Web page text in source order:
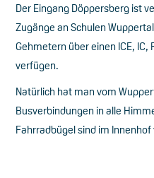
Der Eingang Döppersberg ist
Zugänge an Schulen
Gehmetern über einen ICE, IC,
verfügen.
Natürlich hat man vom
Busverbindungen in alle
Fahrradbügel sind im